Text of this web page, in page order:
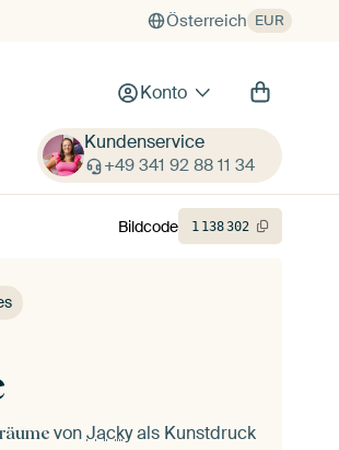
Österreich EUR
Konto
Kundenservice
+49 341 92 88 11 34
vonJackyals Kunstdruck
Bildcode 1 138302